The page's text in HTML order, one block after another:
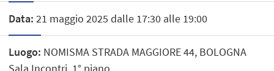
Data: 21 maggio 2025 dalle 17:30 alle 19:00
Luogo: NOMISMA STRADA MAGGIORE 44, BOLOGNA
Sala Incontri, 1° piano